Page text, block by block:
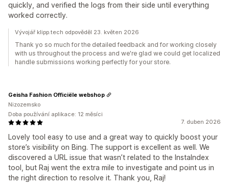
quickly, and verified the logs from their side until everything
worked correctly.
Vývojář klipp.tech odpověděl 23. květen 2026
Thank yo so much for the detailed feedback and for working closely
with us throughout the process and we're glad we could get localized
handle submissions working perfectly for your store.
7. duben 2026
Lovely tool easy to use and a great way to quickly boost your
store’s visibility on Bing. The support is excellent as well. We
discovered a URL issue that wasn’t related to the InstaIndex
tool, but Raj went the extra mile to investigate and point us in
the right direction to resolve it. Thank you, Raj!
Geisha Fashion Officiële webshop
Nizozemsko
Doba používání aplikace: 12 měsíci